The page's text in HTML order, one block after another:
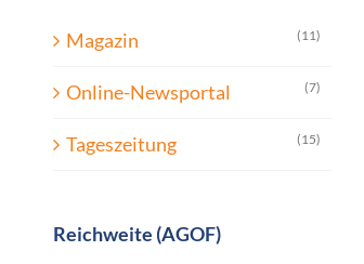
Magazin (11)
Online-Newsportal (7)
Tageszeitung (15)
Reichweite (AGOF)